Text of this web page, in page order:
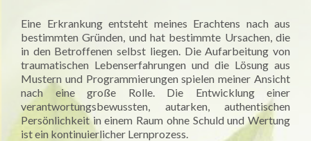
Eine Erkrankung entsteht meines Erachtens nach aus
bestimmten Gründen, und hat bestimmte Ursachen, die
in den Betroffenen selbst liegen. Die Aufarbeitung von
traumatischen Lebenserfahrungen und die Lösung aus
Mustern und Programmierungen spielen meiner Ansicht
nach eine große Rolle. Die Entwicklung einer
verantwortungsbewussten, autarken, authentischen
Persönlichkeit in einem Raum ohne Schuld und Wertung
ist ein kontinuierlicher Lernprozess.